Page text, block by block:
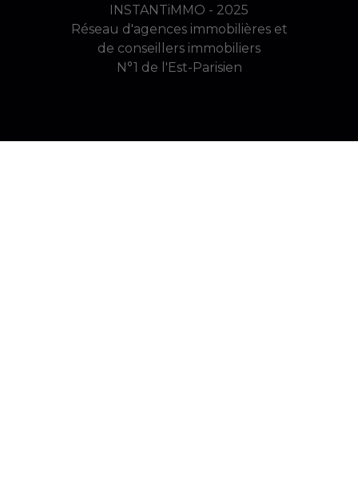
INSTANTiMMO - 2025
Réseau d'agences immobilières et
de conseillers immobiliers
N°1 de l'Est-Parisien